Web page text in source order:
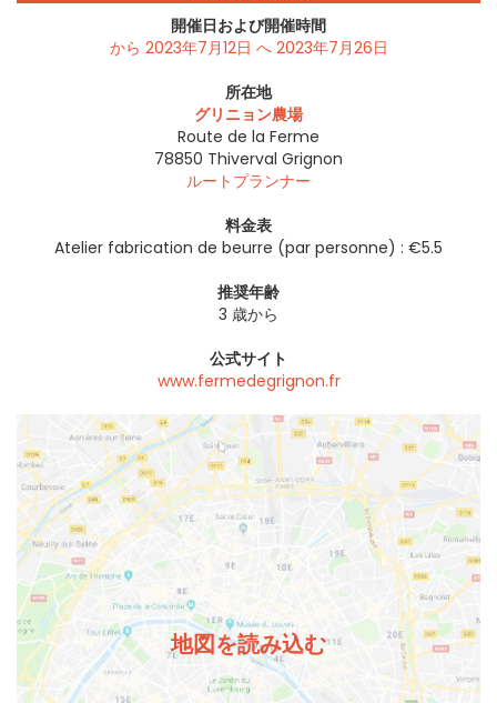
開催日および開催時間
から 2023年7月12日 へ 2023年7月26日
所在地
グリニョン農場
Route de la Ferme
78850 Thiverval Grignon
ルートプランナー
料金表
Atelier fabrication de beurre (par personne) : €5.5
推奨年齢
3 歳から
公式サイト
www.fermedegrignon.fr
地図を読み込む